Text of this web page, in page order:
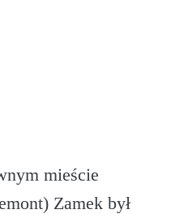
mieście
Zamek był